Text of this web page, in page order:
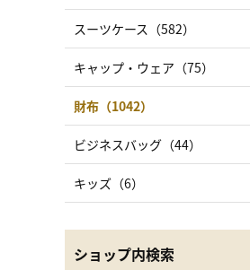
スーツケース（582）
キャップ・ウェア（75）
財布（1042）
ビジネスバッグ（44）
キッズ（6）
ショップ内検索